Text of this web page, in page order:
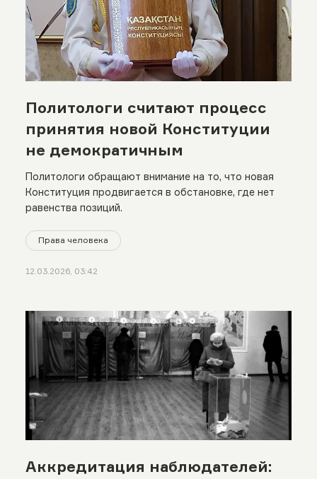
Политологи считают процесс
принятия новой Конституции
не демократичным
Политологи обращают внимание на то, что новая
Конституция продвигается в обстановке, где нет
равенства позиций.
Права человека
12.03.2026, 03:42
Аккредитация наблюдателей: